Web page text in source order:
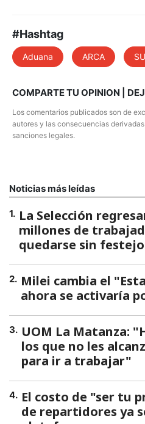
#Hashtag
Aduana ARCA
COMPARTE TU OPINION |
Los comentarios publicados son de
autores y las consecuencias
sanciones legales.
Noticias más leídas
1. La Selección
millones de
quedarse sin festejo
2. Milei cambia el
ahora se activaría
3. UOM La Matanza:
los que no les
para ir a trabajar"
4. El costo de "ser tu
de repartidores ya